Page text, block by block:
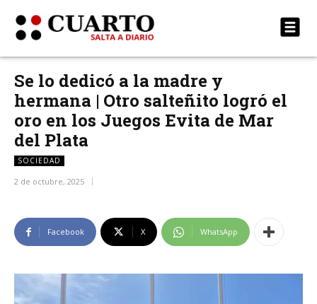
Se lo dedicó a la madre y
hermana | Otro salteñito logró el
oro en los Juegos Evita de Mar
del Plata
SOCIEDAD
2 de octubre, 2025
Facebook X WhatsApp